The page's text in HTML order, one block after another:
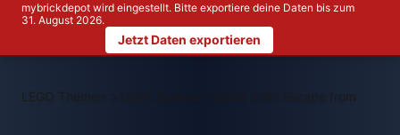
mybrickdepot wird eingestellt. Bitte exportiere deine Daten bis zum
31. August 2026.
Jetzt Daten exportieren
LEGO Themen > LEGO 7187 Escape from the